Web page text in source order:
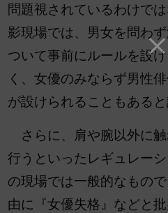
問題視されているわけで
影現場では、男女を問わ
ついて事前にルールを設
く、女優のみならず男性
が設けられることもあると
さらに、肩や腕以外に
行うといったレギュレー
の現場では一般的なもの
由に『女優失格』などと